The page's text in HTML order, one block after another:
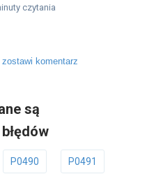
czytania
komentarz
są
P0490 P0491